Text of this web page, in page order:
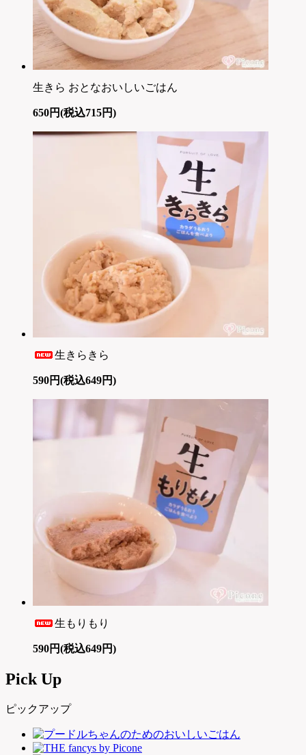
生きら おとなおいしいごはん
650円(税込715円)
生きらきら
590円(税込649円)
生もりもり
590円(税込649円)
Pick Up
ピックアップ